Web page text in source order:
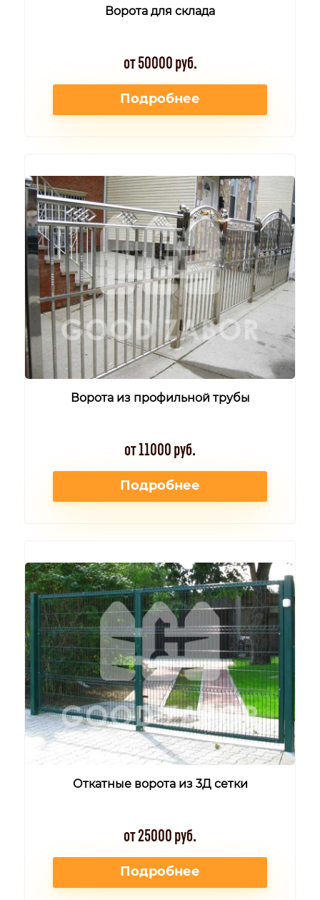
Ворота для склада
от 50000 руб.
Подробнее
Ворота из профильной трубы
от 11000 руб.
Подробнее
Откатные ворота из 3Д сетки
от 25000 руб.
Подробнее